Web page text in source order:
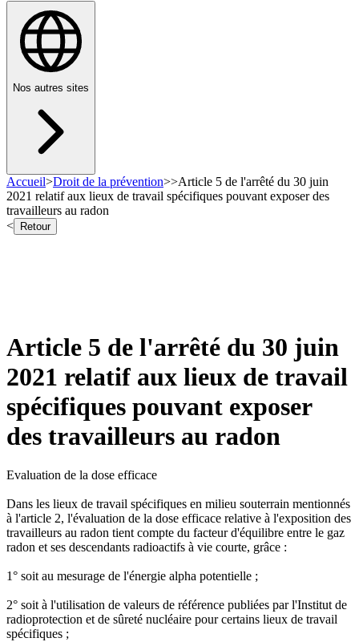
Nos autres sites
Accueil>Droit de la prévention>>Article 5 de l'arrêté du 30 juin
2021 relatif aux lieux de travail spécifiques pouvant exposer des
travailleurs au radon
<
Retour
Article 5 de l'arrêté du 30 juin
2021 relatif aux lieux de travail
spécifiques pouvant exposer
des travailleurs au radon
Evaluation de la dose efficace
Dans les lieux de travail spécifiques en milieu souterrain mentionnés
à l'article 2, l'évaluation de la dose efficace relative à l'exposition des
travailleurs au radon tient compte du facteur d'équilibre entre le gaz
radon et ses descendants radioactifs à vie courte, grâce :
1° soit au mesurage de l'énergie alpha potentielle ;
2° soit à l'utilisation de valeurs de référence publiées par l'Institut de
radioprotection et de sûreté nucléaire pour certains lieux de travail
spécifiques ;